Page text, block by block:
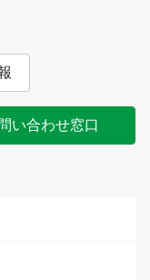
い合わせ窓口